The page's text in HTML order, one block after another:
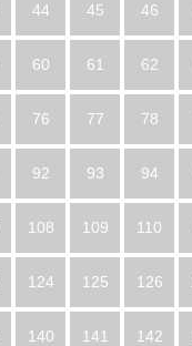
44 45 46
60 61 62
76 77 78
92 93 94
108 109 110
124 125 126
140 141 142